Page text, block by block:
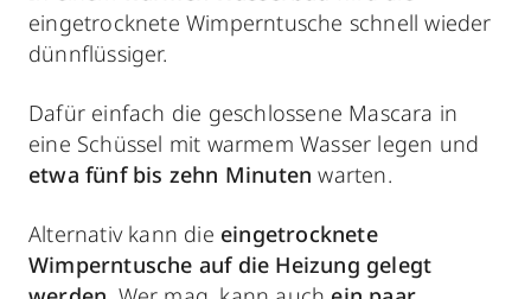
eingetrocknete Wimperntusche schnell wieder
dünnflüssiger.
Dafür einfach die geschlossene Mascara in
eine Schüssel mit warmem Wasser legen und
etwa fünf bis zehn Minuten warten.
Alternativ kann die eingetrocknete
Wimperntusche auf die Heizung gelegt